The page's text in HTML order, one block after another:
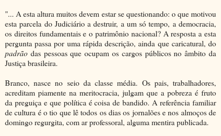
"... A esta altura muitos devem estar se questionando: o que motivou
esta parcela do Judiciário a destruir, a um só tempo, a democracia,
os direitos fundamentais e o patrimônio nacional? A resposta a esta
pergunta passa por uma rápida descrição, ainda que caricatural, do
padrão das pessoas que ocupam os cargos públicos no âmbito da
Justiça brasileira.
Branco, nasce no seio da classe média. Os pais, trabalhadores,
acreditam piamente na meritocracia, julgam que a pobreza é fruto
da preguiça e que política é coisa de bandido. A referência familiar
de cultura é o tio que lê todos os dias os jornalões e nos almoços de
domingo regurgita, com ar professoral, alguma mentira publicada.